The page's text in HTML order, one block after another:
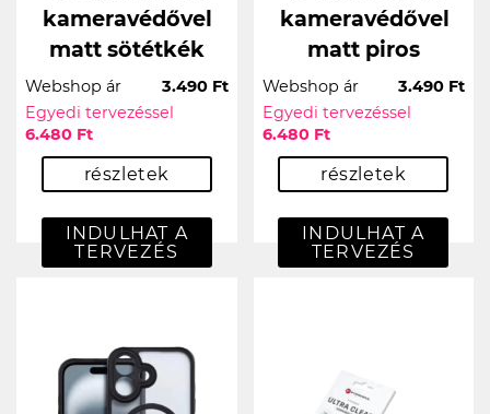
kameravédővel
matt sötétkék
Webshop ár
3.490 Ft
Egyedi tervezéssel
6.480 Ft
részletek
INDULHAT A
TERVEZÉS
kameravédővel
matt piros
Webshop ár
3.490 Ft
Egyedi tervezéssel
6.480 Ft
részletek
INDULHAT A
TERVEZÉS